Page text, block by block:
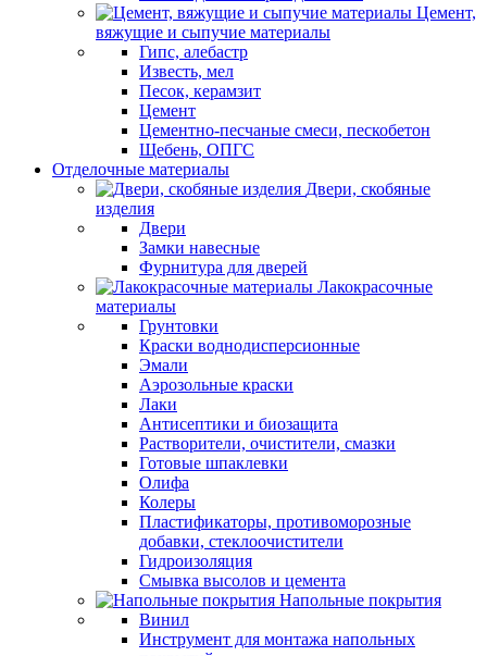
Цемент,
вяжущие и сыпучие материалы
Гипс, алебастр
Известь, мел
Песок, керамзит
Цемент
Цементно-песчаные смеси, пескобетон
Щебень, ОПГС
Отделочные материалы
Двери, скобяные
изделия
Двери
Замки навесные
Фурнитура для дверей
Лакокрасочные
материалы
Грунтовки
Краски воднодисперсионные
Эмали
Аэрозольные краски
Лаки
Антисептики и биозащита
Растворители, очистители, смазки
Готовые шпаклевки
Олифа
Колеры
Пластификаторы, противоморозные
добавки, стеклоочистители
Гидроизоляция
Смывка высолов и цемента
Напольные покрытия
Винил
Инструмент для монтажа напольных